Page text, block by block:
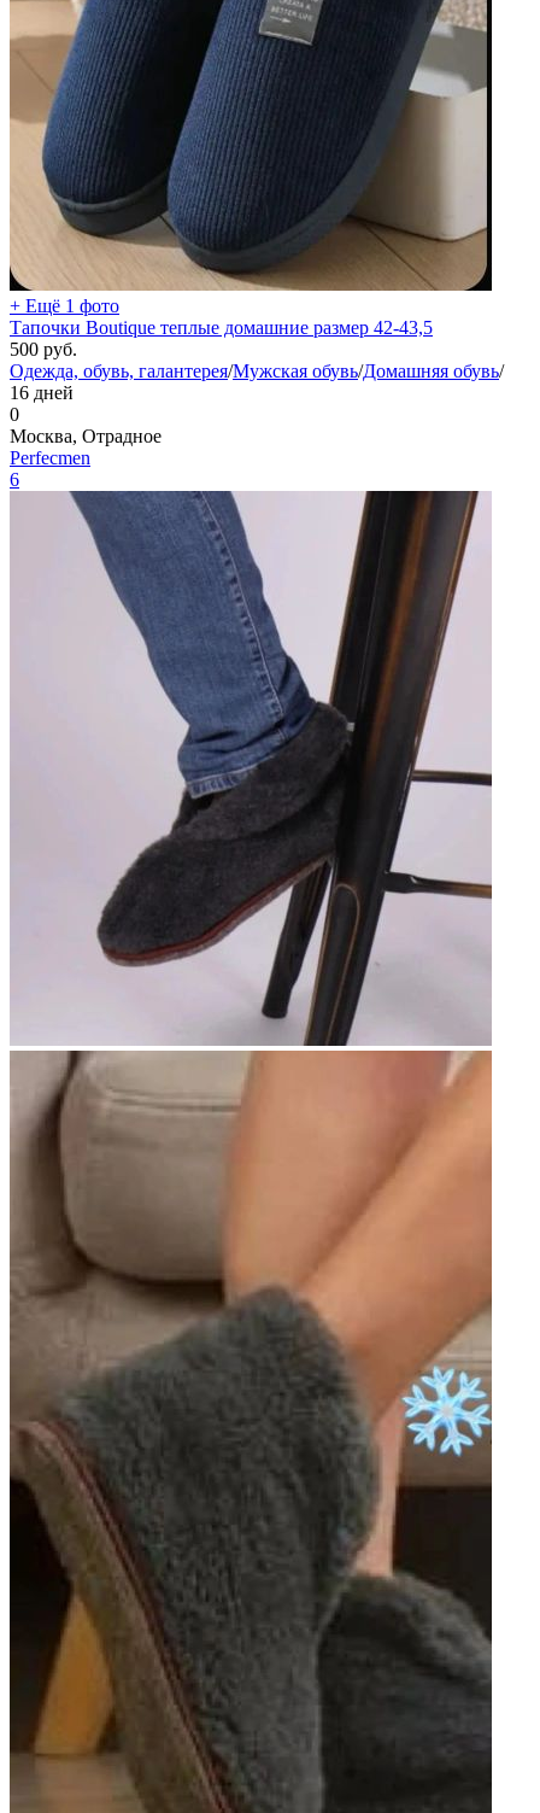
+ Ещё 1 фото
Тапочки Boutique теплые домашние размер 42-43,5
500 руб.
Одежда, обувь, галантерея/Мужская обувь/Домашняя обувь/
16 дней
0
Москва, Отрадное
Perfecmen
6